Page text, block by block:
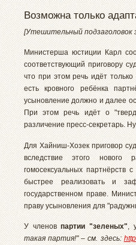
Возможна только
[Утешительный подзаголовок
Министерша юстиции Карл
соответствующий приговору
что при этом речь идёт
есть кровного ребёнка
усыновление должно и далее
При этом речь идёт о
различение пресс-секретарь.
Для Хайниш-Хозек приговор
вследствие этого нового
гомосексуальных
быстрее реализовать и
государственном праве.
праву усыновления для
У членовпартии "зеленых",
такая партия!" – см. здесь: